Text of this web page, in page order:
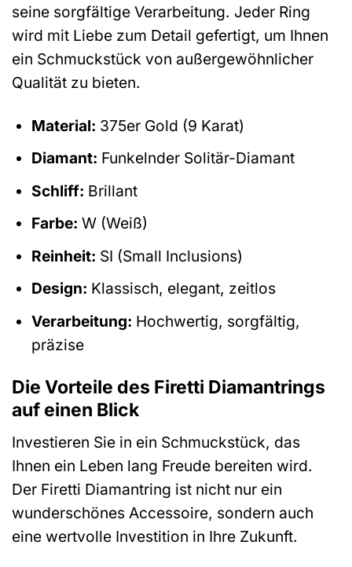
seine sorgfältige Verarbeitung. Jeder Ring
wird mit Liebe zum Detail gefertigt, um Ihnen
ein Schmuckstück von außergewöhnlicher
Qualität zu bieten.
Material: 375er Gold (9 Karat)
Diamant: Funkelnder Solitär-Diamant
Schliff: Brillant
Farbe: W (Weiß)
Reinheit: SI (Small Inclusions)
Design: Klassisch, elegant, zeitlos
Verarbeitung: Hochwertig, sorgfältig,
präzise
Die Vorteile des Firetti Diamantrings
auf einen Blick
Investieren Sie in ein Schmuckstück, das
Ihnen ein Leben lang Freude bereiten wird.
Der Firetti Diamantring ist nicht nur ein
wunderschönes Accessoire, sondern auch
eine wertvolle Investition in Ihre Zukunft.